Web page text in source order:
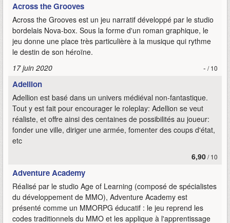
Across the Grooves
Across the Grooves est un jeu narratif développé par le studio
bordelais Nova-box. Sous la forme d'un roman graphique, le
jeu donne une place très particulière à la musique qui rythme
le destin de son héroïne.
17 juin 2020
- / 10
Adellion
Adellion est basé dans un univers médiéval non-fantastique.
Tout y est fait pour encourager le roleplay: Adellion se veut
réaliste, et offre ainsi des centaines de possibilités au joueur:
fonder une ville, diriger une armée, fomenter des coups d'état,
etc
6,90/ 10
Adventure Academy
Réalisé par le studio Age of Learning (composé de spécialistes
du développement de MMO), Adventure Academy est
présenté comme un MMORPG éducatif : le jeu reprend les
codes traditionnels du MMO et les applique à l'apprentissage